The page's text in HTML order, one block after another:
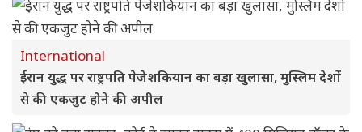
International
ईरान युद्ध पर राष्ट्रपति पेजेशकियान का बड़ा खुलासा, मुस्लिम देशों
से की एकजुट होने की अपील